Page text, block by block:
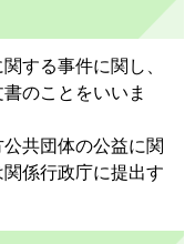
する事件に関し、
のことをいいま
共団体の公益に関
係行政庁に提出す